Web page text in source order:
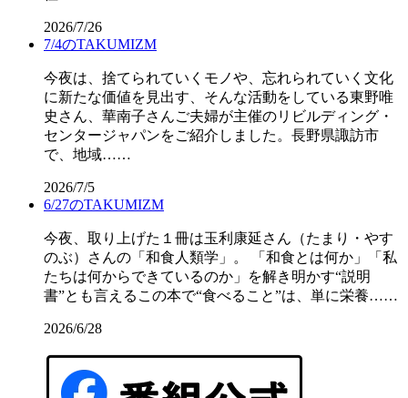
2026/7/26
7/4のTAKUMIZM
今夜は、捨てられていくモノや、忘れられていく文化
に新たな価値を見出す、そんな活動をしている東野唯
史さん、華南子さんご夫婦が主催のリビルディング・
センタージャパンをご紹介しました。長野県諏訪市
で、地域……
2026/7/5
6/27のTAKUMIZM
今夜、取り上げた１冊は玉利康延さん（たまり・やす
のぶ）さんの「和食人類学」。 「和食とは何か」「私
たちは何からできているのか」を解き明かす“説明
書”とも言えるこの本で“食べること”は、単に栄養……
2026/6/28